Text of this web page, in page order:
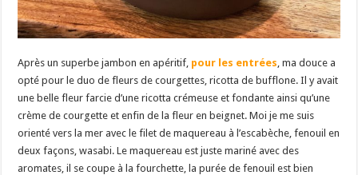
Après un superbe jambon en apéritif, pour les entrées , ma douce a
opté pour le duo de fleurs de courgettes, ricotta de bufflone. Il y avait
une belle fleur farcie d’une ricotta crémeuse et fondante ainsi qu’une
crème de courgette et enfin de la fleur en beignet. Moi je me suis
orienté vers la mer avec le filet de maquereau à l’escabèche, fenouil en
deux façons, wasabi. Le maquereau est juste mariné avec des
aromates, il se coupe à la fourchette, la purée de fenouil est bien